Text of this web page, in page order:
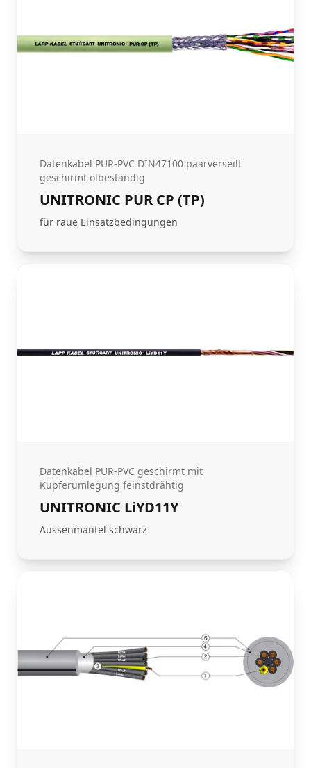
Datenkabel PUR-PVC DIN47100 paarverseilt
geschirmt ölbeständig
UNITRONIC PUR CP (TP)
für raue Einsatzbedingungen
Datenkabel PUR-PVC geschirmt mit
Kupferumlegung feinstdrähtig
UNITRONIC LiYD11Y
Aussenmantel schwarz